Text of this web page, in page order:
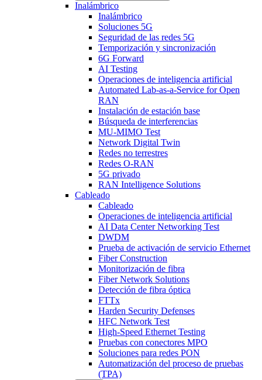
Inalámbrico
Inalámbrico
Soluciones 5G
Seguridad de las redes 5G
Temporización y sincronización
6G Forward
AI Testing
Operaciones de inteligencia artificial
Automated Lab-as-a-Service for Open
RAN
Instalación de estación base
Búsqueda de interferencias
MU-MIMO Test
Network Digital Twin
Redes no terrestres
Redes O-RAN
5G privado
RAN Intelligence Solutions
Cableado
Cableado
Operaciones de inteligencia artificial
AI Data Center Networking Test
DWDM
Prueba de activación de servicio Ethernet
Fiber Construction
Monitorización de fibra
Fiber Network Solutions
Detección de fibra óptica
FTTx
Harden Security Defenses
HFC Network Test
High-Speed Ethernet Testing
Pruebas con conectores MPO
Soluciones para redes PON
Automatización del proceso de pruebas
(TPA)